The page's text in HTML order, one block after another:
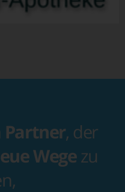
Partner, der
Wegezu